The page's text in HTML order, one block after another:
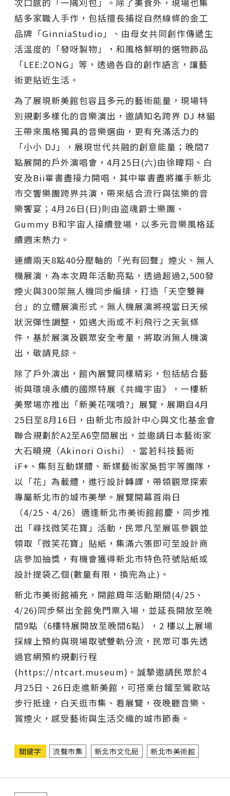
結多家職人手作，包括擅長捕捉自然線條的金工
品牌「GinniaStudio」、由母女共同創作傳遞生
活溫度的「發呀製物」，和風格鮮明的選物飾品
「LEE:ZONG」等，透過各自的創作語言，讓藝
術更貼近生活。
為了展現新美館包容且多元的藝術能量，現場特
別規劃多樣化的音樂演出，邀請知名跨界 DJ 林貓
王帶來風格獨具的音樂選曲，更有充滿活力的
「小小 DJ」，展現世代共融的創意能量；晚間7
點展開的戶外演唱會，4月25日(六)由徐暐翔、白
安及Bii畢書盡接力開唱，其中畢書盡將攜手新北
市交響樂團跨界共演，帶來結合流行與弦樂的音
樂饗宴；4月26日(日)則由盜魂爵士樂團、
Gummy B和宇宙人接續登場，以多元音樂風格延
續週末熱力。
連續兩天8點40分壓軸的「光有回聲」煙火、無人
機展演，為本次周年活動亮點，透過超過2,500發
煙火與300架無人機同步編排，打造「天空雙舞
台」的立體展演形式。無人機展演將視當日天候
狀況彈性調整，如遇大雨或不利飛行之天氣條
件，基於展演及觀眾安全考量，將取消無人機演
出，敬請見諒。
除了戶外演出，館內展覽同樣精彩，包括結合藝
術與環境永續的國際特展《共織宇宙》，一樓新
美聚場亦推出「新美花嘿噴?」展覽，展期自4月
25日至8月16日，由新北市設計中心與文化基金會
聯合規劃於A2至A6空間展出，並邀請日本藝術家
大石曉規（Akinori Oishi）、當若科技藝術
iF+、集刻互動媒體、新媒藝術家吳哲宇等團隊，
以「花」為載體，進行設計轉譯，帶領觀眾探索
專屬新北市的城市美學。展覽開幕首兩日
（4/25、4/26）適逢新北市美術館館慶，同步推
出「尋找微笑花寶」活動，民眾凡至展區參觀並
領取「微笑花寶」貼紙，集滿六張即可至設計商
店參加抽獎，有機會獲得新北市特色符號貼紙或
設計提袋乙個(數量有限，換完為止)。
新北市美術館補充，開館周年活動期間(4/25、
4/26)同步祭出全館免門票入場，並延長開放至晚
間9點（6樓特展開放至晚間6點），2 樓以上展場
採線上預約與現場取號雙軌分流，民眾可事先透
過官網預約規劃行程
(https://ntcart.museum)。誠摯邀請民眾於4
月25日、26日走進新美館，可搭乘台鐵至鶯歌站
步行抵達，白天逛市集、看展覽，夜晚聽音樂、
賞煙火，感受藝術與生活交織的城市節奏。
關鍵字 流聲市集 新北市文化局 新北市美術館